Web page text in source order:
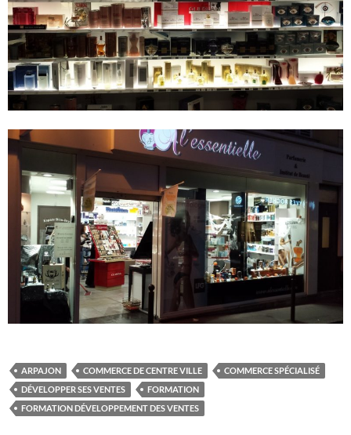
ARPAJON COMMERCE DE CENTRE VILLE
COMMERCE SPÉCIALISÉ
DÉVELOPPER SES VENTES
FORMATION
FORMATION DÉVELOPPEMENT DES VENTES